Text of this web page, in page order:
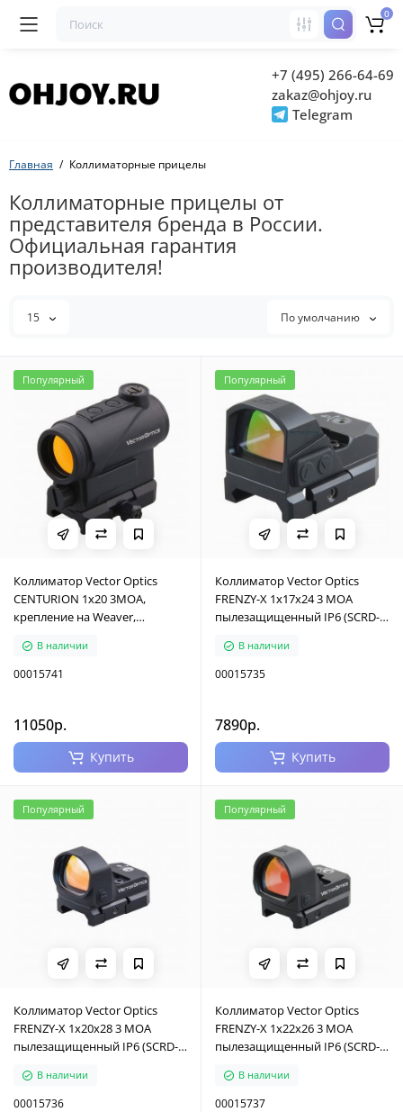
+7 (495) 266-64-69
zakaz@ohjoy.ru
Telegram
0
Главная Коллиматорные прицелы
Коллиматорные прицелы от
представителя бренда в России.
Официальная гарантия
производителя!
15 По умолчанию
Популярный
Коллиматор Vector Optics
CENTURION 1x20 3MOA,
крепление на Weaver,
ночного видения (SCRD-33)
В наличии
00015741
11050р.
Купить
Популярный
Коллиматор Vector Optics
FRENZY-X 1x17x24 3 MOA
пылезащищенный IP6 (SCRD-
В наличии
00015735
7890р.
Купить
Популярный
Коллиматор Vector Optics
FRENZY-X 1x20x28 3 MOA
пылезащищенный IP6 (SCRD-
В наличии
00015736
Популярный
Коллиматор Vector Optics
FRENZY-X 1x22x26 3 MOA
пылезащищенный IP6 (SCRD-
В наличии
00015737